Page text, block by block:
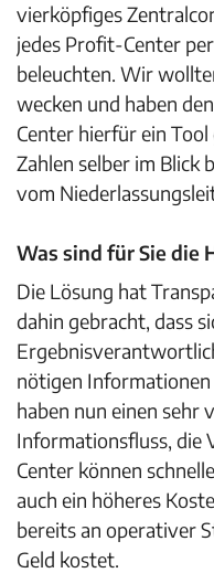
vierköpfiges
jedes Profit-Center
beleuchten. Wir
wecken und haben
Center hierfür ein
Zahlen selber im Blick
vom
Was sind für Sie die
Die Lösung hat
dahin gebracht, dass
nötigen
haben nun einen sehr
Informationsfluss,
Center können
auch ein höheres
bereits an operativer
Geld kostet.